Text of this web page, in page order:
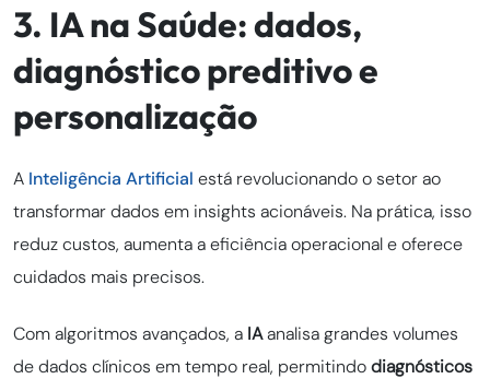
3. IA na Saúde: dados,
diagnóstico preditivo e
personalização
A Inteligência Artificial está revolucionando o setor ao
transformar dados em insights acionáveis. Na prática, isso
reduz custos, aumenta a eficiência operacional e oferece
cuidados mais precisos.
Com algoritmos avançados, a IAanalisa grandes volumes
de dados clínicos em tempo real, permitindodiagnósticos